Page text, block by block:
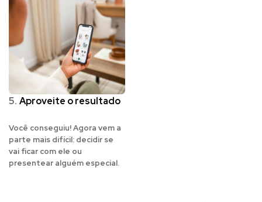
5. Aproveite o resultado
Você conseguiu! Agora vem a
parte mais difícil: decidir se
vai ficar com ele ou
presentear alguém especial.